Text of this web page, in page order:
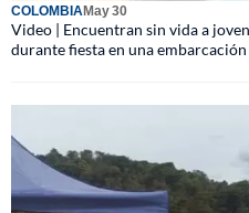
COLOMBIAMay 30
Video | Encuentran sin vida a
durante fiesta en una embarcación